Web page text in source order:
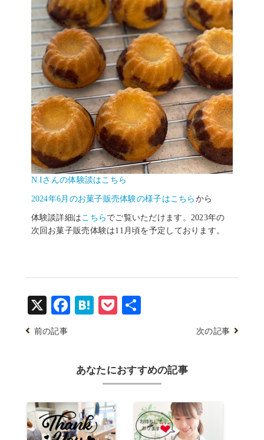
N.Iさんの体験談はこちら
2024年6月のお菓子販売体験の様子はこちら から
体験談詳細は こちら でご覧いただけます。2023年の
次回お菓子販売体験は11月頃を予定しております。
X Facebook
Hatena
Pocket
共
前の記事 次の記事
あなたにおすすめの記事